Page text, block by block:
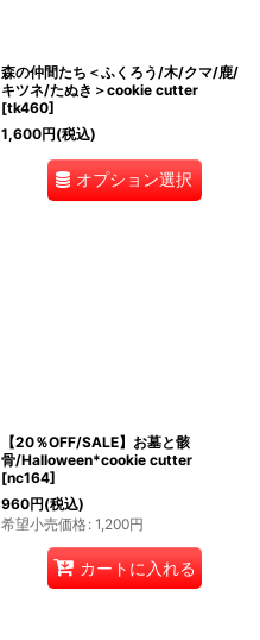
森の仲間たち＜ふくろう/木/クマ/鹿/
キツネ/たぬき＞cookie cutter
[tk460]
1,600円(税込)
オプション選択
【20％OFF/SALE】お墓と骸
骨/Halloween*cookie cutter
[nc164]
960円(税込)
希望小売価格: 1,200円
カートに入れる